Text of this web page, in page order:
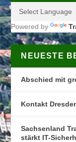
Powered by
NEUESTE
Abschied mit
Kontakt
Sachsenland
stärkt IT-